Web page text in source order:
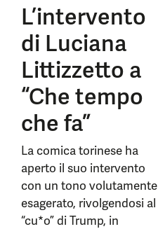
L’intervento
di Luciana
Littizzetto a
“Che tempo
che fa”
La comica torinese ha
aperto il suo intervento
con un tono volutamente
esagerato, rivolgendosi al
“cu*o” di Trump, in